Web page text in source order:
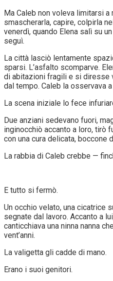
Ma Caleb non voleva limitarsi a
smascherarla, capire, colpirla
venerdì, quando Elena salì su
seguì.
La città lasciò lentamente
sparsi. L’asfalto scomparve.
di abitazioni fragili e si diresse
dal tempo. Caleb la osservava
La scena iniziale lo fece
Due anziani sedevano fuori,
inginocchiò accanto a loro, tirò
con una cura delicata, boccone
La rabbia di Caleb crebbe —
E tutto si fermò.
Un occhio velato, una cicatrice
segnate dal lavoro. Accanto a
canticchiava una ninna nanna
vent’anni.
La valigetta gli cadde di mano.
Erano i suoi genitori.